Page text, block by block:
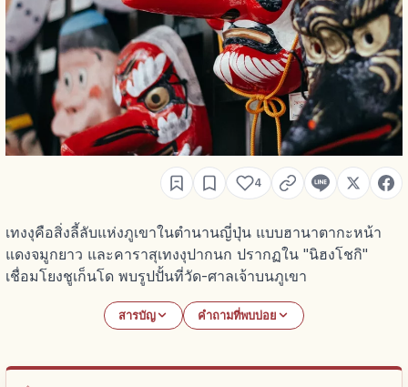
4
เทงงุคือสิ่งลี้ลับแห่งภูเขาในตำนานญี่ปุ่น แบบฮานาตากะหน้า
แดงจมูกยาว และคาราสุเทงงุปากนก ปรากฏใน "นิฮงโชกิ"
เชื่อมโยงชูเก็นโด พบรูปปั้นที่วัด-ศาลเจ้าบนภูเขา
สารบัญ คำถามที่พบบ่อย